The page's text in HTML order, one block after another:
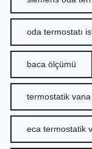
oda termostatı
baca ölçümü
termostatik vana
eca termostatik